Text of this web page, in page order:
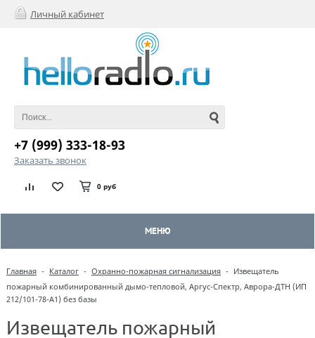
Личный кабинет
+7 (999) 333-18-93
Заказать звонок
0 руб
МЕНЮ
Главная - Каталог - Охранно-пожарная сигнализация - Извещатель
пожарный комбинированный дымо-тепловой, Аргус-Спектр, Аврора-ДТН (ИП
212/101-78-А1) без базы
Извещатель пожарный